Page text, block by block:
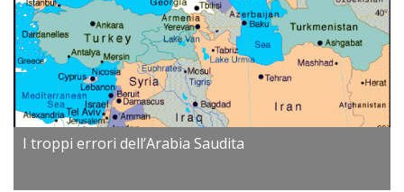
I troppi errori dell’Arabia Saudita